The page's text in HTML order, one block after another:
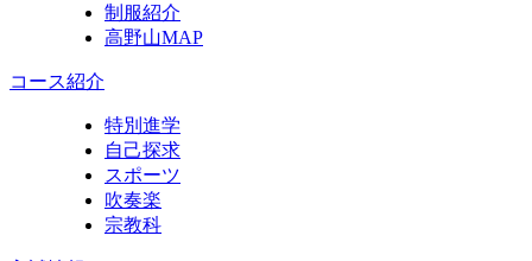
制服紹介
高野山MAP
コース紹介
特別進学
自己探求
スポーツ
吹奏楽
宗教科